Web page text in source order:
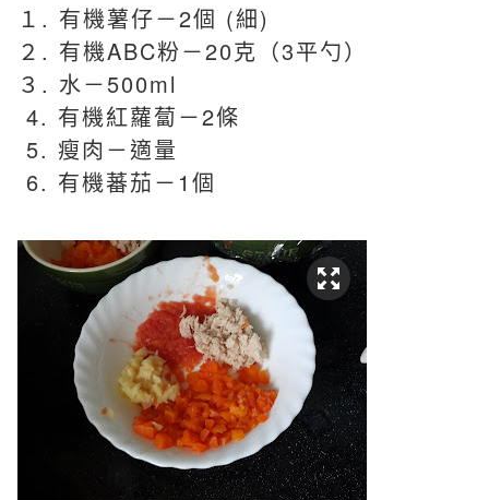
１. 有機薯仔－2個 (細)
２. 有機ABC粉－20克（3平勺）
３. 水－500ml
4. 有機紅蘿蔔－2條
5. 瘦肉－適量
6. 有機蕃茄－1個